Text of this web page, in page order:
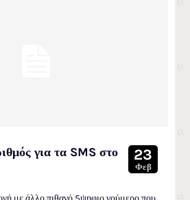
για τα SMS στο
23
Φεβ